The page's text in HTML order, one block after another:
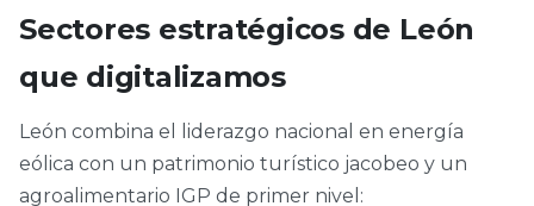
Sectores estratégicos de León
que digitalizamos
León combina el liderazgo nacional en energía
eólica con un patrimonio turístico jacobeo y un
agroalimentario IGP de primer nivel: